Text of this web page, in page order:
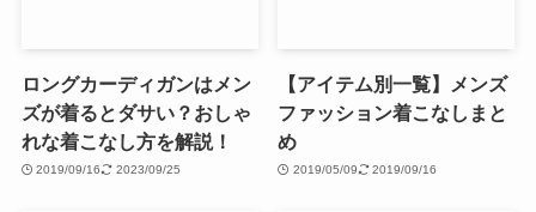
ロングカーディガンはメン
ズが着るとダサい？おしゃ
れな着こなし方を解説！
2019/09/16 2023/09/25
【アイテム別一覧】メンズ
ファッション着こなしまと
め
2019/05/09 2019/09/16